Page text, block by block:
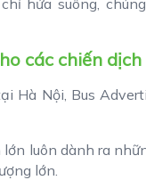
các chiến
Hà Nội, Bus
luôn dành ra
lớn.